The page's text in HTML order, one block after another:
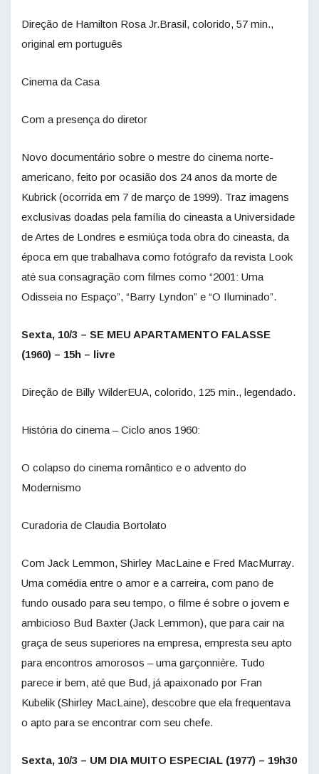
Direção de Hamilton Rosa Jr.Brasil, colorido, 57 min.,
original em português
Cinema da Casa
Com a presença do diretor
Novo documentário sobre o mestre do cinema norte-
americano, feito por ocasião dos 24 anos da morte de
Kubrick (ocorrida em 7 de março de 1999). Traz imagens
exclusivas doadas pela família do cineasta a Universidade
de Artes de Londres e esmiúça toda obra do cineasta, da
época em que trabalhava como fotógrafo da revista Look
até sua consagração com filmes como “2001: Uma
Odisseia no Espaço”, “Barry Lyndon” e “O Iluminado”.
Sexta, 10/3 – SE MEU APARTAMENTO FALASSE
(1960) – 15h – livre
Direção de Billy WilderEUA, colorido, 125 min., legendado.
História do cinema – Ciclo anos 1960:
O colapso do cinema romântico e o advento do
Modernismo
Curadoria de Claudia Bortolato
Com Jack Lemmon, Shirley MacLaine e Fred MacMurray.
Uma comédia entre o amor e a carreira, com pano de
fundo ousado para seu tempo, o filme é sobre o jovem e
ambicioso Bud Baxter (Jack Lemmon), que para cair na
graça de seus superiores na empresa, empresta seu apto
para encontros amorosos – uma garçonnière. Tudo
parece ir bem, até que Bud, já apaixonado por Fran
Kubelik (Shirley MacLaine), descobre que ela frequentava
o apto para se encontrar com seu chefe.
Sexta, 10/3 – UM DIA MUITO ESPECIAL (1977) – 19h30